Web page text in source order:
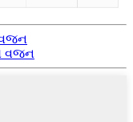
વજન
વજન